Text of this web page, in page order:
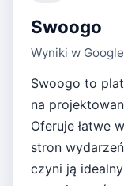
Swoogo
Wyniki w Google
Swoogo to
na
Oferuje łatwe
stron
czyni ją